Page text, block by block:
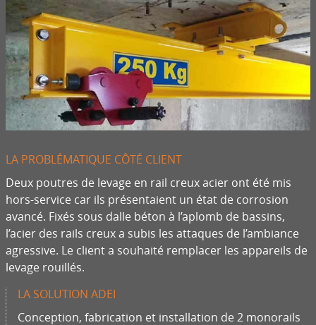
LA PROBLÉMATIQUE CÔTÉ CLIENT
Deux poutres de levage en rail creux acier ont été mis
hors-service car ils présentaient un état de corrosion
avancé. Fixés sous dalle béton à l’aplomb de bassins,
l’acier des rails creux a subis les attaques de l’ambiance
agressive. Le client a souhaité remplacer les appareils de
levage rouillés.
LA SOLUTION ADEI
Conception, fabrication et installation de 2 monorails